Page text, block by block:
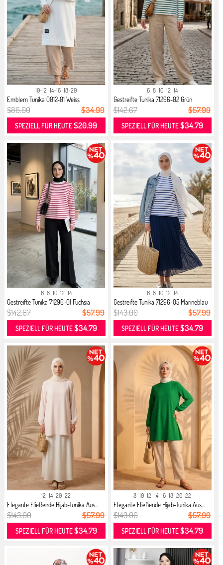
10-12 14-16 18-20
Emblem Tunika 0012-01 Weiss
$86.00 $34.99
SPEZIELL FÜR HEUTE$20.99
6 8 10 12 14
Gestreifte Tunika 71296-02 Grün
$142.67 $57.99
SPEZIELL FÜR HEUTE$34.79
6 8 10 12 14
Gestreifte Tunika 71296-01 Fuchsia
$142.67 $57.99
SPEZIELL FÜR HEUTE$34.79
6 8 10 12 14
Gestreifte Tunika 71296-05 Marineblau
$143.00 $57.99
SPEZIELL FÜR HEUTE$34.79
12 14 20 22
Elegante Fließende Hijab-Tunika Aus...
$143.00 $57.99
SPEZIELL FÜR HEUTE$34.79
8 10 12 14 16 18 20 22
Elegante Fließende Hijab-Tunika Aus...
$143.00 $57.99
SPEZIELL FÜR HEUTE$34.79